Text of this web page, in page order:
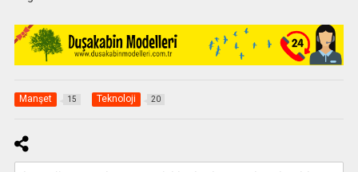
Manşet 15 Teknoloji 20